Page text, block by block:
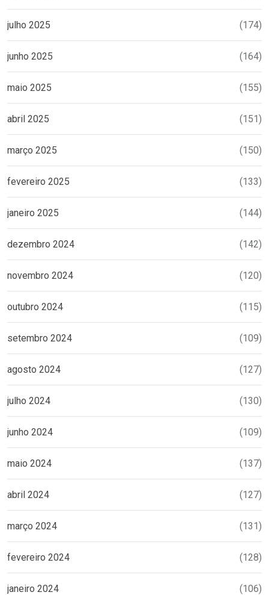
julho 2025 (174)
junho 2025 (164)
maio 2025 (155)
abril 2025 (151)
março 2025 (150)
fevereiro 2025 (133)
janeiro 2025 (144)
dezembro 2024 (142)
novembro 2024 (120)
outubro 2024 (115)
setembro 2024 (109)
agosto 2024 (127)
julho 2024 (130)
junho 2024 (109)
maio 2024 (137)
abril 2024 (127)
março 2024 (131)
fevereiro 2024 (128)
janeiro 2024 (106)